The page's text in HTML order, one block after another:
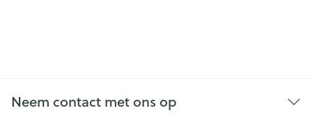
Neem contact met ons op